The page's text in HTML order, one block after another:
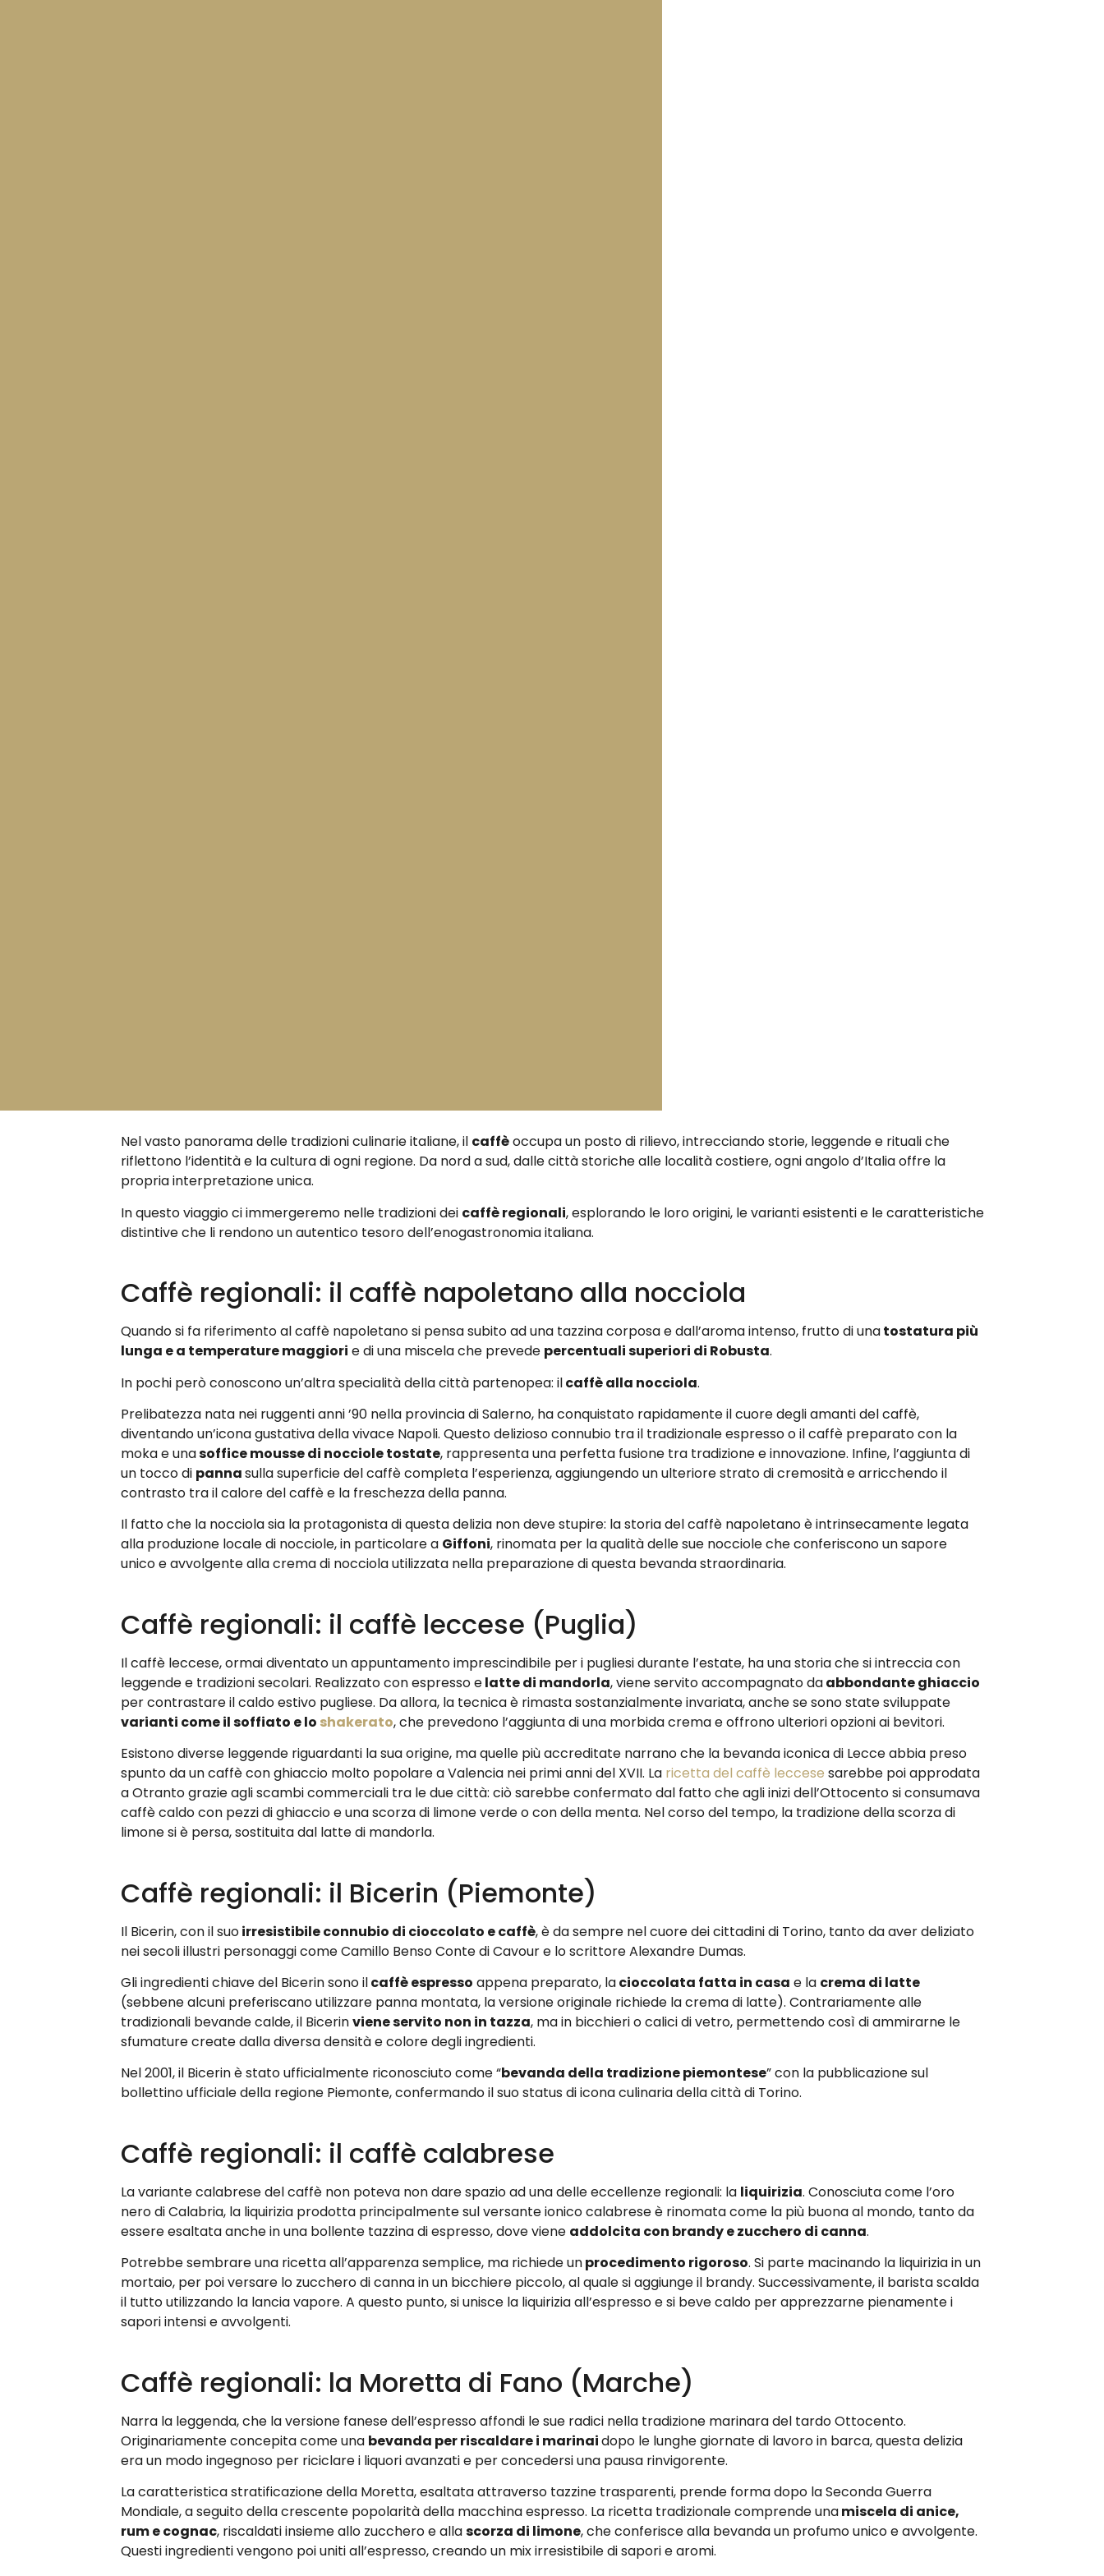
Nel vasto panorama delle tradizioni culinarie italiane, il caffèoccupa un posto di rilievo, intrecciando storie, leggende e rituali che
riflettono l’identità e la cultura di ogni regione. Da nord a sud, dalle città storiche alle località costiere, ogni angolo d’Italia offre la
propria interpretazione unica.
In questo viaggio ci immergeremo nelle tradizioni dei caffè regionali, esplorando le loro origini, le varianti esistenti e le caratteristiche
distintive che li rendono un autentico tesoro dell’enogastronomia italiana.
Caffè regionali: il caffè napoletano alla nocciola
Quando si fa riferimento al caffè napoletano si pensa subito ad una tazzina corposa e dall’aroma intenso, frutto di unatostatura più
lunga e a temperature maggiori e di una miscela che prevede percentuali superiori di Robusta.
In pochi però conoscono un’altra specialità della città partenopea: ilcaffè alla nocciola.
Prelibatezza nata nei ruggenti anni ’90 nella provincia di Salerno, ha conquistato rapidamente il cuore degli amanti del caffè,
diventando un’icona gustativa della vivace Napoli. Questo delizioso connubio tra il tradizionale espresso o il caffè preparato con la
moka e unasoffice mousse di nocciole tostate, rappresenta una perfetta fusione tra tradizione e innovazione. Infine, l’aggiunta di
un tocco di pannasulla superficie del caffè completa l’esperienza, aggiungendo un ulteriore strato di cremosità e arricchendo il
contrasto tra il calore del caffè e la freschezza della panna.
Il fatto che la nocciola sia la protagonista di questa delizia non deve stupire: la storia del caffè napoletano è intrinsecamente legata
alla produzione locale di nocciole, in particolare a Giffoni, rinomata per la qualità delle sue nocciole che conferiscono un sapore
unico e avvolgente alla crema di nocciola utilizzata nella preparazione di questa bevanda straordinaria.
Caffè regionali: il caffè leccese (Puglia)
Il caffè leccese, ormai diventato un appuntamento imprescindibile per i pugliesi durante l’estate, ha una storia che si intreccia con
leggende e tradizioni secolari. Realizzato con espresso elatte di mandorla, viene servito accompagnato daabbondante ghiaccio
per contrastare il caldo estivo pugliese. Da allora, la tecnica è rimasta sostanzialmente invariata, anche se sono state sviluppate
varianti come il soffiato e lo shakerato, che prevedono l’aggiunta di una morbida crema e offrono ulteriori opzioni ai bevitori.
Esistono diverse leggende riguardanti la sua origine, ma quelle più accreditate narrano che la bevanda iconica di Lecce abbia preso
spunto da un caffè con ghiaccio molto popolare a Valencia nei primi anni del XVII. La ricetta del caffè leccese sarebbe poi approdata
a Otranto grazie agli scambi commerciali tra le due città: ciò sarebbe confermato dal fatto che agli inizi dell’Ottocento si consumava
caffè caldo con pezzi di ghiaccio e una scorza di limone verde o con della menta. Nel corso del tempo, la tradizione della scorza di
limone si è persa, sostituita dal latte di mandorla.
Caffè regionali: il Bicerin (Piemonte)
Il Bicerin, con il suoirresistibile connubio di cioccolato e caffè, è da sempre nel cuore dei cittadini di Torino, tanto da aver deliziato
nei secoli illustri personaggi come Camillo Benso Conte di Cavour e lo scrittore Alexandre Dumas.
Gli ingredienti chiave del Bicerin sono ilcaffè espresso appena preparato, lacioccolata fatta in casa e la crema di latte
(sebbene alcuni preferiscano utilizzare panna montata, la versione originale richiede la crema di latte). Contrariamente alle
tradizionali bevande calde, il Bicerinviene servito non in tazza, ma in bicchieri o calici di vetro, permettendo così di ammirarne le
sfumature create dalla diversa densità e colore degli ingredienti.
Nel 2001, il Bicerin è stato ufficialmente riconosciuto come “bevanda della tradizione piemontese” con la pubblicazione sul
bollettino ufficiale della regione Piemonte, confermando il suo status di icona culinaria della città di Torino.
Caffè regionali: il caffè calabrese
La variante calabrese del caffè non poteva non dare spazio ad una delle eccellenze regionali: la liquirizia. Conosciuta come l’oro
nero di Calabria, la liquirizia prodotta principalmente sul versante ionico calabrese è rinomata come la più buona al mondo, tanto da
essere esaltata anche in una bollente tazzina di espresso, dove viene addolcita con brandy e zucchero di canna.
Potrebbe sembrare una ricetta all’apparenza semplice, ma richiede unprocedimento rigoroso. Si parte macinando la liquirizia in un
mortaio, per poi versare lo zucchero di canna in un bicchiere piccolo, al quale si aggiunge il brandy. Successivamente, il barista scalda
il tutto utilizzando la lancia vapore. A questo punto, si unisce la liquirizia all’espresso e si beve caldo per apprezzarne pienamente i
sapori intensi e avvolgenti.
Caffè regionali: la Moretta di Fano (Marche)
Narra la leggenda, che la versione fanese dell’espresso affondi le sue radici nella tradizione marinara del tardo Ottocento.
Originariamente concepita come una bevanda per riscaldare i marinaidopo le lunghe giornate di lavoro in barca, questa delizia
era un modo ingegnoso per riciclare i liquori avanzati e per concedersi una pausa rinvigorente.
La caratteristica stratificazione della Moretta, esaltata attraverso tazzine trasparenti, prende forma dopo la Seconda Guerra
Mondiale, a seguito della crescente popolarità della macchina espresso. La ricetta tradizionale comprende unamiscela di anice,
rum e cognac, riscaldati insieme allo zucchero e allascorza di limone, che conferisce alla bevanda un profumo unico e avvolgente.
Questi ingredienti vengono poi uniti all’espresso, creando un mix irresistibile di sapori e aromi.